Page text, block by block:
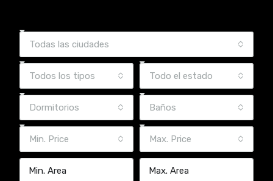
Todas las ciudades
Todos los tipos Todo el estado
Dormitorios Baños
Min. Price Max. Price